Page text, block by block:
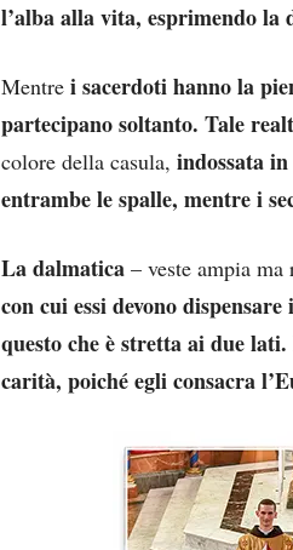
l’alba alla vita, esprimendo la
Mentre i sacerdoti hanno la
partecipano soltanto. Tale
colore della casula, indossata
entrambe le spalle, mentre i
La dalmatica – veste ampia
con cui essi devono
questo che è stretta ai due lati.
carità, poiché egli consacra